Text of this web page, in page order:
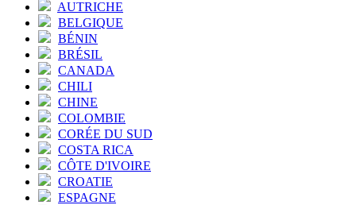
AUTRICHE
BELGIQUE
BÉNIN
BRÉSIL
CANADA
CHILI
CHINE
COLOMBIE
CORÉE DU SUD
COSTA RICA
CÔTE D'IVOIRE
CROATIE
ESPAGNE